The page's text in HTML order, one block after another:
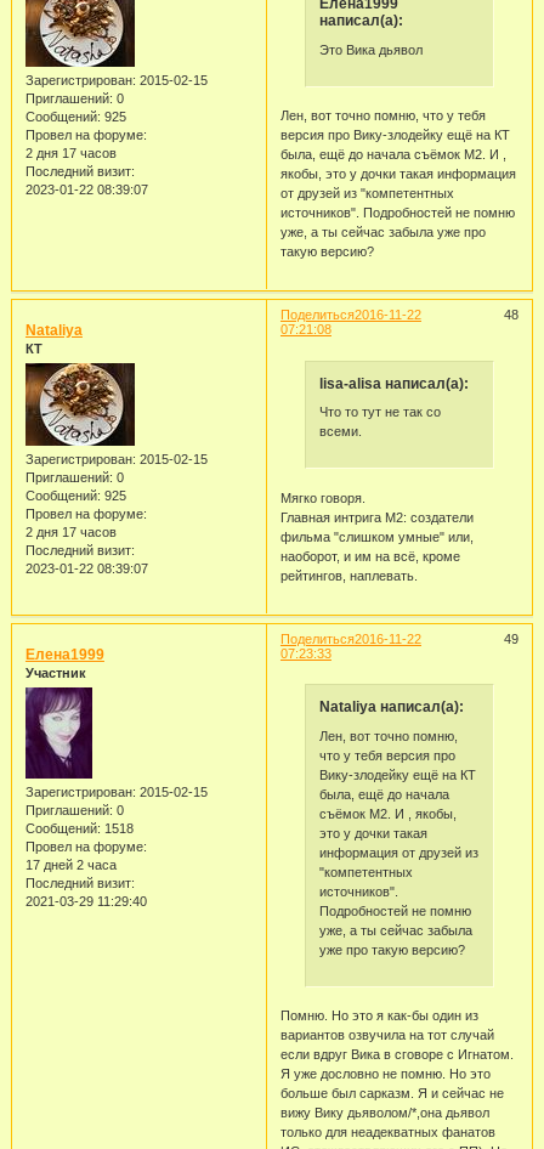
Зарегистрирован: 2015-02-15
Приглашений: 0
Сообщений: 925
Провел на форуме:
2 дня 17 часов
Последний визит:
2023-01-22 08:39:07
Елена1999
написал(а):
Это Вика дьявол
Лен, вот точно помню, что у тебя
версия про Вику-злодейку ещё на КТ
была, ещё до начала съёмок М2. И ,
якобы, это у дочки такая информация
от друзей из "компетентных
источников". Подробностей не помню
уже, а ты сейчас забыла уже про
такую версию?
Поделиться 48
2016-11-22
07:21:08
Nataliya
КТ
Зарегистрирован: 2015-02-15
Приглашений: 0
Сообщений: 925
Провел на форуме:
2 дня 17 часов
Последний визит:
2023-01-22 08:39:07
lisa-alisa написал(а):
Что то тут не так со
всеми.
Мягко говоря.
Главная интрига М2: создатели
фильма "слишком умные" или,
наоборот, и им на всё, кроме
рейтингов, наплевать.
Поделиться 49
2016-11-22
07:23:33
Елена1999
Участник
Зарегистрирован: 2015-02-15
Приглашений: 0
Сообщений: 1518
Провел на форуме:
17 дней 2 часа
Последний визит:
2021-03-29 11:29:40
Nataliya написал(а):
Лен, вот точно помню,
что у тебя версия про
Вику-злодейку ещё на КТ
была, ещё до начала
съёмок М2. И , якобы,
это у дочки такая
информация от друзей из
"компетентных
источников".
Подробностей не помню
уже, а ты сейчас забыла
уже про такую версию?
Помню. Но это я как-бы один из
вариантов озвучила на тот случай
если вдруг Вика в сговоре с Игнатом.
Я уже дословно не помню. Но это
больше был сарказм. Я и сейчас не
вижу Вику дьяволом/*,она дьявол
только для неадекватных фанатов